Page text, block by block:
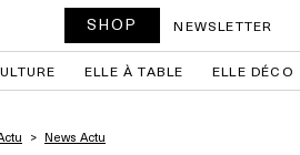
SHOP NEWSLETTER
ELLE À TABLE ELLE DÉCO
News Actu